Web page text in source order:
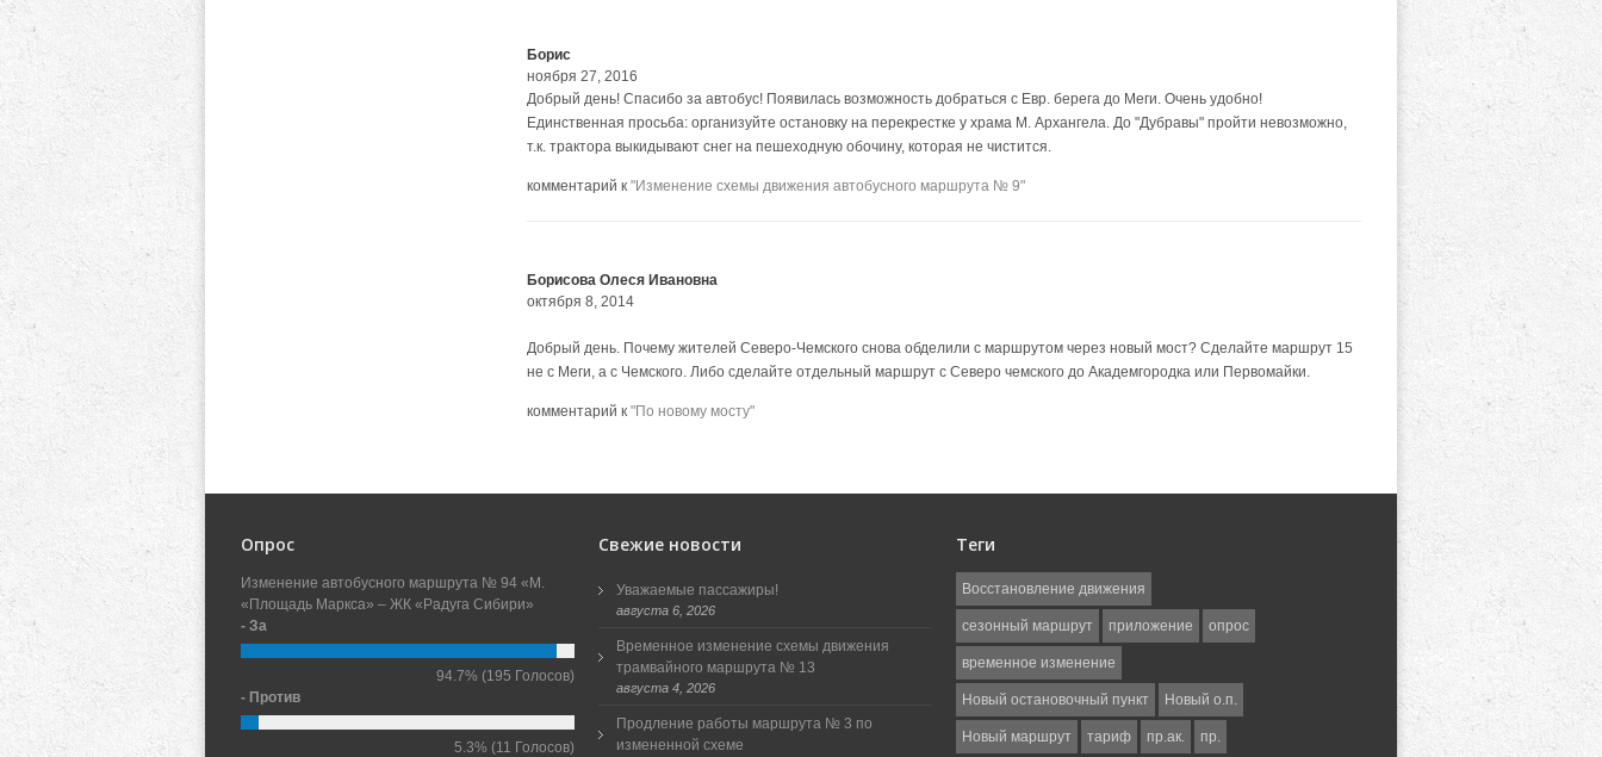
Борис
ноября 27, 2016
Добрый день! Спасибо за автобус! Появилась возможность добраться с Евр. берега до Меги. Очень удобно!
Единственная просьба: организуйте остановку на перекрестке у храма М. Архангела. До "Дубравы" пройти невозможно,
т.к. трактора выкидывают снег на пешеходную обочину, которая не чистится.
комментарий к "Изменение схемы движения автобусного маршрута № 9"
Борисова Олеся Ивановна
октября 8, 2014
Добрый день. Почему жителей Северо-Чемского снова обделили с маршрутом через новый мост? Сделайте маршрут 15
не с Меги, а с Чемского. Либо сделайте отдельный маршрут с Северо чемского до Академгородка или Первомайки.
комментарий к "По новому мосту"
Опрос
Изменение автобусного маршрута № 94 «М.
«Площадь Маркса» – ЖК «Радуга Сибири»
- За
94.7% (195 Голосов)
- Против
5.3% (11 Голосов)
Свежие новости
Уважаемые пассажиры!
августа 6, 2026
Временное изменение схемы движения
трамвайного маршрута № 13
августа 4, 2026
Продление работы маршрута № 3 по
измененной схеме
Теги
Восстановление движения
сезонный маршрут приложение опрос
временное изменение
Новый остановочный пункт Новый о.п.
Новый маршрут тариф пр.ак. пр.